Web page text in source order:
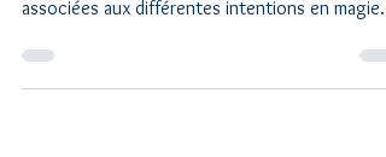
en sorcellerie. Découvrez ici les couleurs
associées aux différentes intentions en magie.